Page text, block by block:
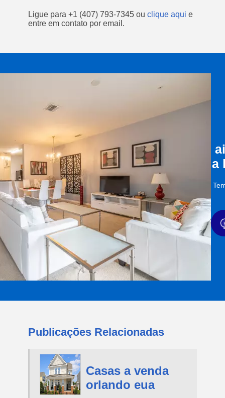
Ligue para +1 (407) 793-7345 ou clique aqui e
entre em contato por email.
a
Publicações Relacionadas
Casas a venda
orlando eua